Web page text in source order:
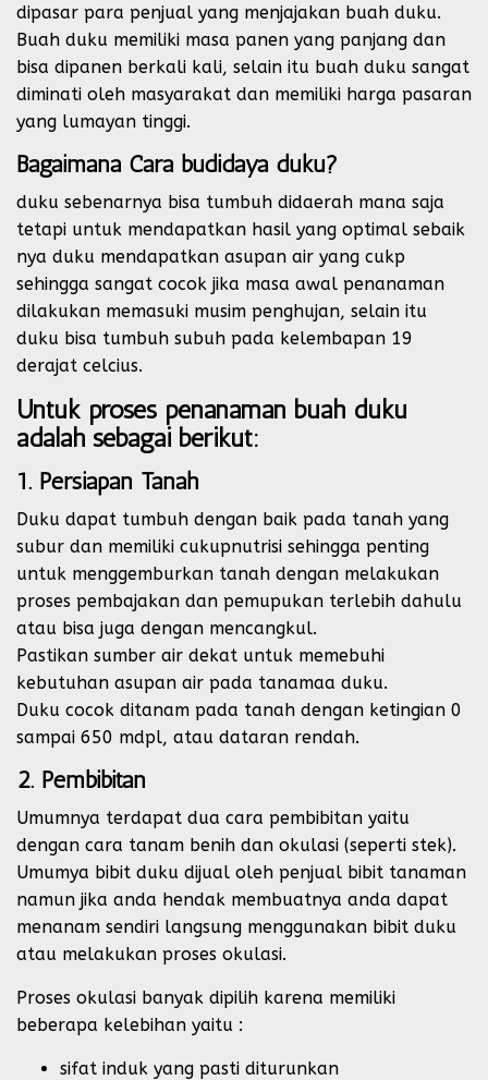
dipasar para penjual yang menjajakan buah duku.
Buah duku memiliki masa panen yang panjang dan
bisa dipanen berkali kali, selain itu buah duku sangat
diminati oleh masyarakat dan memiliki harga pasaran
yang lumayan tinggi.
Bagaimana Cara budidaya duku?
duku sebenarnya bisa tumbuh didaerah mana saja
tetapi untuk mendapatkan hasil yang optimal sebaik
nya duku mendapatkan asupan air yang cukp
sehingga sangat cocok jika masa awal penanaman
dilakukan memasuki musim penghujan, selain itu
duku bisa tumbuh subuh pada kelembapan 19
derajat celcius.
Untuk proses penanaman buah duku
adalah sebagai berikut:
1. Persiapan Tanah
Duku dapat tumbuh dengan baik pada tanah yang
subur dan memiliki cukupnutrisi sehingga penting
untuk menggemburkan tanah dengan melakukan
proses pembajakan dan pemupukan terlebih dahulu
atau bisa juga dengan mencangkul.
Pastikan sumber air dekat untuk memebuhi
kebutuhan asupan air pada tanamaa duku.
Duku cocok ditanam pada tanah dengan ketingian 0
sampai 650 mdpl, atau dataran rendah.
2. Pembibitan
Umumnya terdapat dua cara pembibitan yaitu
dengan cara tanam benih dan okulasi (seperti stek).
Umumya bibit duku dijual oleh penjual bibit tanaman
namun jika anda hendak membuatnya anda dapat
menanam sendiri langsung menggunakan bibit duku
atau melakukan proses okulasi.
Proses okulasi banyak dipilih karena memiliki
beberapa kelebihan yaitu :
sifat induk yang pasti diturunkan